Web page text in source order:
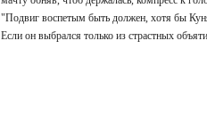
"Подвиг воспетым быть должен, хотя бы
Если он выбрался только из страстных